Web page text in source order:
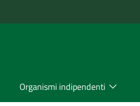
Organismi indipendenti